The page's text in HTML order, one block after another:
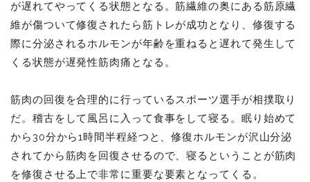
が遅れてやってくる状態となる。筋繊維の奥にある筋原繊
維が傷ついて修復されたら筋トレが成功となり、修復する
際に分泌されるホルモンが年齢を重ねると遅れて発生して
くる状態が遅発性筋肉痛となる。
筋肉の回復を合理的に行っているスポーツ選手が相撲取り
だ。稽古をして風呂に入って食事をして寝る。眠り始めて
から30分から1時間半程経つと、修復ホルモンが沢山分泌
されてから筋肉を回復させるので、寝るということが筋肉
を修復させる上で非常に重要な要素となってくる。